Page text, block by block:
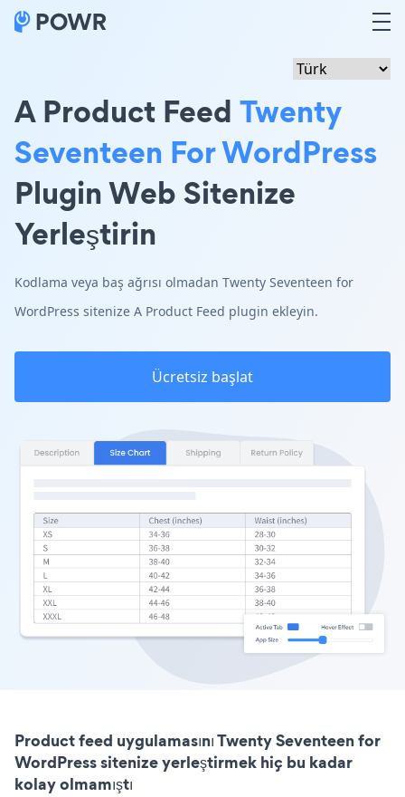
A Product Feed Twenty
Seventeen For WordPress
Plugin Web Sitenize
Yerleştirin
Kodlama veya baş ağrısı olmadan Twenty Seventeen for
WordPress sitenize A Product Feed plugin ekleyin.
Ücretsiz başlat
Product feed uygulamasını Twenty Seventeen for
WordPress sitenize yerleştirmek hiç bu kadar
kolay olmamıştı